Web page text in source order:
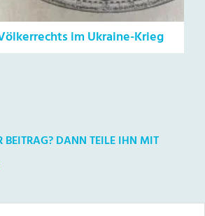
im Ukraine-Krieg
BEITRAG? DANN TEILE IHN MIT